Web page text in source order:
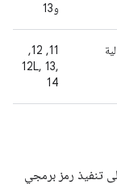
و13
‫11, 12,
12L, 13,
14
تنفيذ رمز برمجي